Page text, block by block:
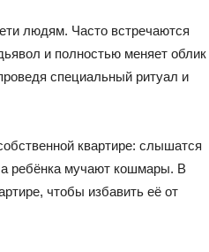
людям. Часто встречаются
и полностью меняет облик
специальный ритуал и
квартире: слышатся
ребёнка мучают кошмары. В
чтобы избавить её от